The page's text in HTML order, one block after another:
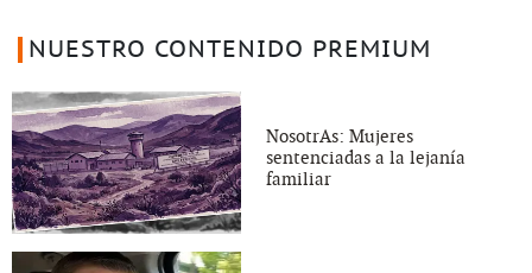
NUESTRO CONTENIDO PREMIUM
NosotrAs: Mujeres
sentenciadas a la lejanía
familiar